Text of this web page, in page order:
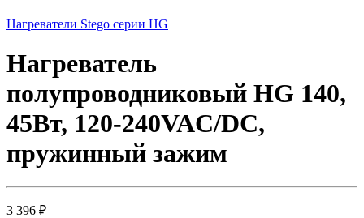
Нагреватели Stego серии HG
Нагреватель
полупроводниковый HG 140,
45Вт, 120-240VAC/DC,
пружинный зажим
3 396 ₽